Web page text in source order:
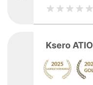
Ksero ATIO